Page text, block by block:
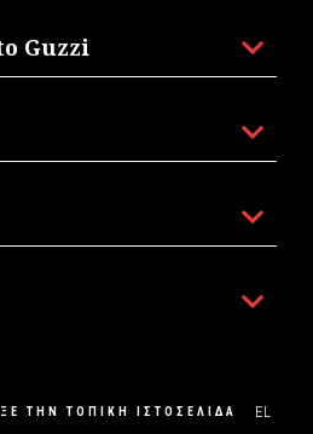
Guzzi
ΤΗΝ ΤΟΠΙΚΉ ΙΣΤΟΣΕΛΊΔΑ EL